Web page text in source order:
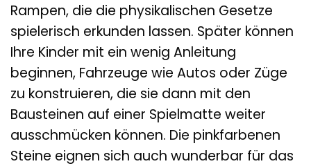
Rampen, die die physikalischen Gesetze
spielerisch erkunden lassen. Später können
Ihre Kinder mit ein wenig Anleitung
beginnen, Fahrzeuge wie Autos oder Züge
zu konstruieren, die sie dann mit den
Bausteinen auf einer Spielmatte weiter
ausschmücken können. Die pinkfarbenen
Steine eignen sich auch wunderbar für das